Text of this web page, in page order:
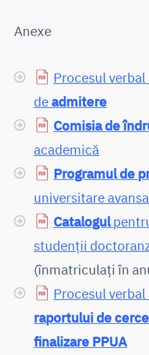
Anexe
Procesul
deadmitere
Comisia de
academică
Programul de
universitare
Catalogul
studenții
(înmatriculați în
Procesul
raportului de
finalizare PPUA